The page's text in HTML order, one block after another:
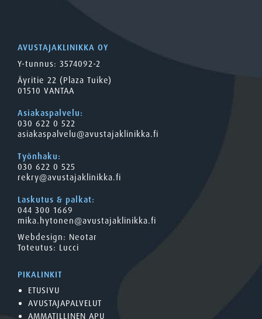
AVUSTAJAKLINIKKA OY
Y-tunnus: 3574092-2
Äyritie 22 (Plaza Tuike)
01510 VANTAA
Asiakaspalvelu:
030 622 0 522
asiakaspalvelu@avustajaklinikka.fi
Työnhaku:
030 622 0 525
rekry@avustajaklinikka.fi
Laskutus & palkat:
044 300 1669
mika.hytonen@avustajaklinikka.fi
Webdesign: Neotar
Toteutus: Lucci
PIKALINKIT
ETUSIVU
AVUSTAJAPALVELUT
AMMATILLINEN APU